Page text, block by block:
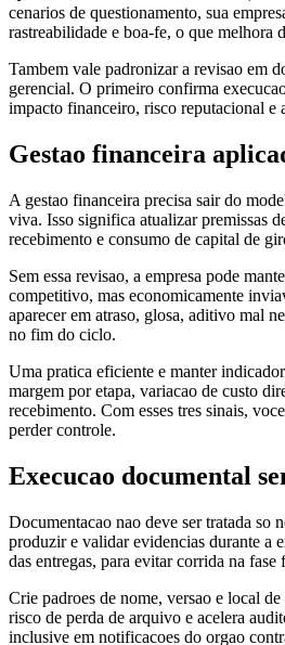
cenarios de questionamento, sua
rastreabilidade e boa-fe, o que melhora
Tambem vale padronizar a revisao em
gerencial. O primeiro confirma
impacto financeiro, risco reputacional e
Gestao financeira
A gestao financeira precisa sair do
viva. Isso significa atualizar premissas
recebimento e consumo de capital de
Sem essa revisao, a empresa pode
competitivo, mas economicamente
aparecer em atraso, glosa, aditivo mal
no fim do ciclo.
Uma pratica eficiente e manter
margem por etapa, variacao de custo
recebimento. Com esses tres sinais,
perder controle.
Execucao documental
Documentacao nao deve ser tratada so
produzir e validar evidencias durante a
das entregas, para evitar corrida na fase
Crie padroes de nome, versao e local
risco de perda de arquivo e acelera
inclusive em notificacoes do orgao